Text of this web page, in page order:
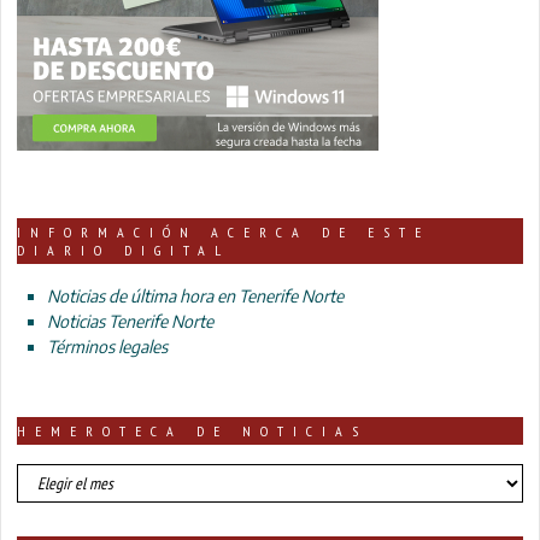
INFORMACIÓN ACERCA DE ESTE
DIARIO DIGITAL
Noticias de última hora en Tenerife Norte
Noticias Tenerife Norte
Términos legales
HEMEROTECA DE NOTICIAS
HEMEROTECA
DE